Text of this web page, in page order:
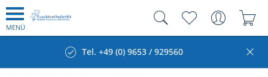
MENÜ
Tel. +49 (0) 9653 / 929560